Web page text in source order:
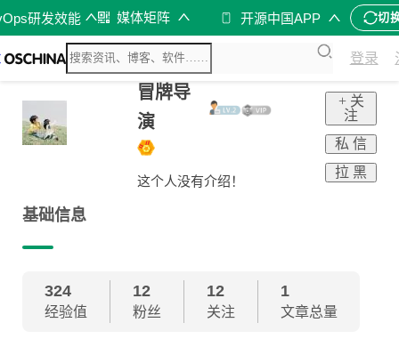
研发效能 媒体矩阵 开源中国APP 切
登录
冒牌导
演
这个人没有介绍！
+ 关
注
私 信
拉 黑
基础信息
324
经验值
12
粉丝
12
关注
1
文章总量